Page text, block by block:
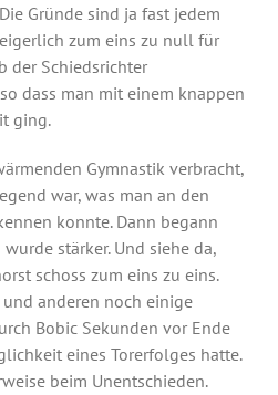
Gründe sind ja fast jedem
zum eins zu null für
der Schiedsrichter
dass man mit einem knappen
ging.
Gymnastik verbracht,
war, was man an den
konnte. Dann begann
stärker. Und siehe da,
schoss zum eins zu eins.
anderen noch einige
Bobic Sekunden vor Ende
eines Torerfolges hatte.
beim Unentschieden.